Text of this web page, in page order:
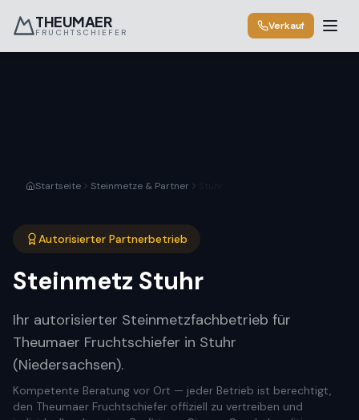
THEUMAER
FRUCHTSCHIEFER
Verkauf
Startseite Steinmetze & Partner
Autorisierter Partnerbetrieb
Steinmetz Stuhr
Ihr autorisierter Steinmetzfachbetrieb für
Theumaer Fruchtschiefer in Stuhr
(Niedersachsen).
Kompetente Beratung vor Ort — jeder Betrieb ist berechtigt,
den Theumaer Fruchtschiefer offiziell zu vertreiben und